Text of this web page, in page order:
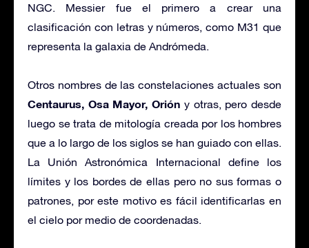
NGC. Messier fue el primero a crear una
clasificación con letras y números, como M31 que
representa la galaxia de Andrómeda.
Otros nombres de las constelaciones actuales son
Centaurus, Osa Mayor, Orión y otras, pero desde
luego se trata de mitología creada por los hombres
que a lo largo de los siglos se han guiado con ellas.
La Unión Astronómica Internacional define los
límites y los bordes de ellas pero no sus formas o
patrones, por este motivo es fácil identificarlas en
el cielo por medio de coordenadas.